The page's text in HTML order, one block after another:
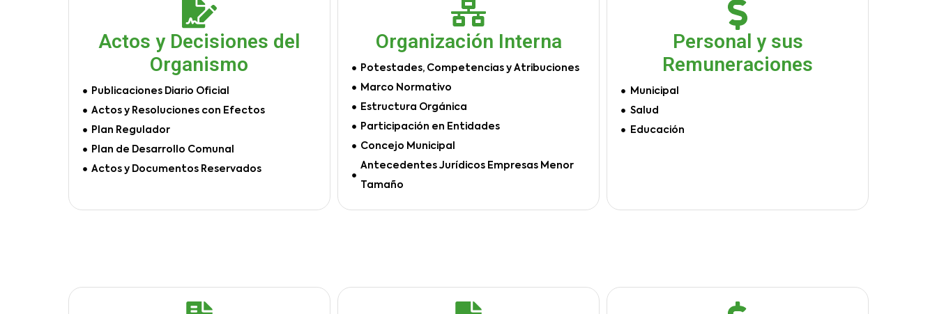
Actos y Decisiones del
Organismo
Publicaciones Diario Oficial
Actos y Resoluciones con Efectos
Plan Regulador
Plan de Desarrollo Comunal
Actos y Documentos Reservados
Organización Interna
Potestades, Competencias y Atribuciones
Marco Normativo
Estructura Orgánica
Participación en Entidades
Concejo Municipal
Antecedentes Jurídicos Empresas Menor
Tamaño
Personal y sus
Remuneraciones
Municipal
Salud
Educación